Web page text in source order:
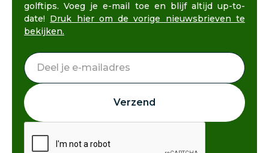
golftips. Voeg je e-mail toe en blijf altijd up-to-
date! Druk hier om de vorige nieuwsbrieven te
bekijken.